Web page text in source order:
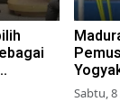
Sabtu,